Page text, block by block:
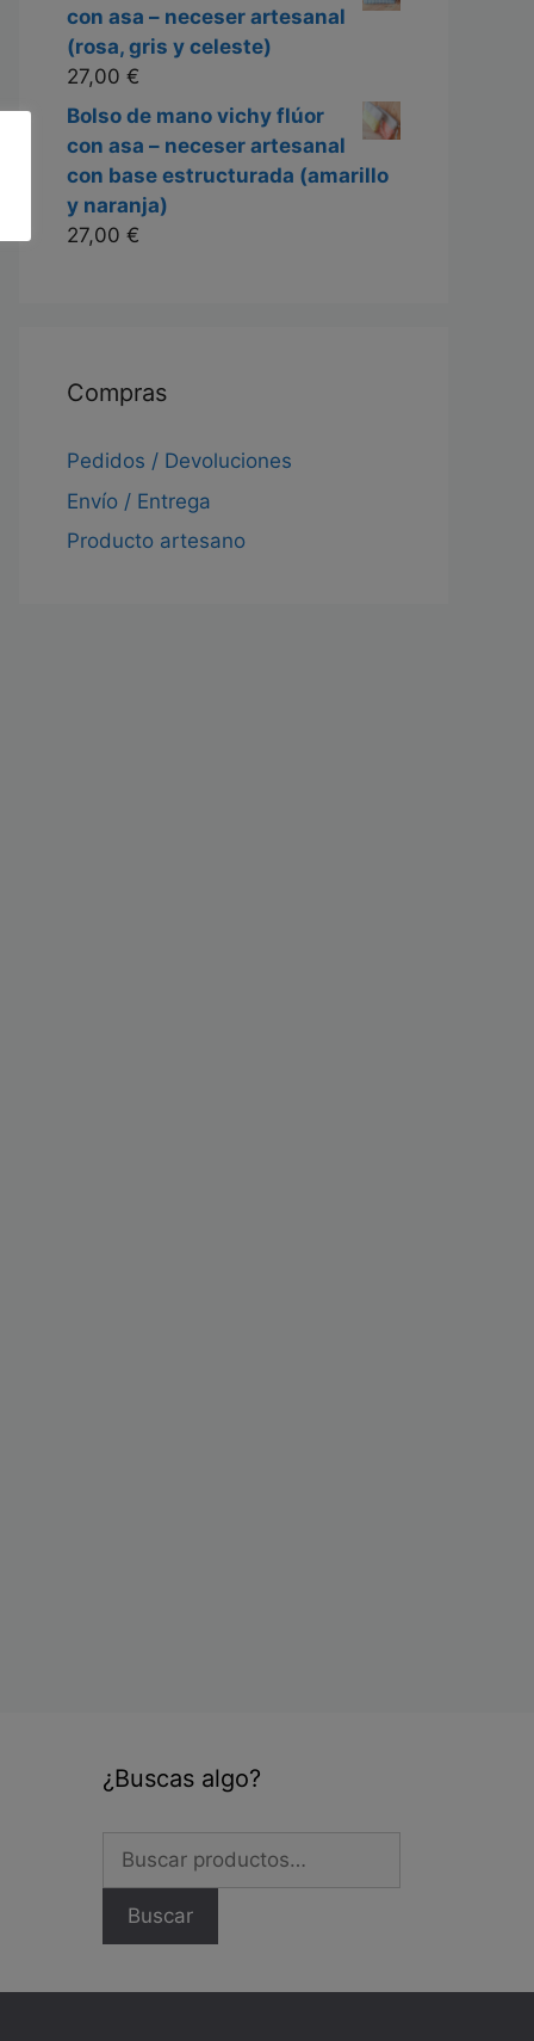
con asa – neceser artesanal
(rosa, gris y celeste)
27,00 €
Bolso de mano vichy flúor
con asa – neceser artesanal
con base estructurada (amarillo
y naranja)
27,00 €
Compras
Pedidos / Devoluciones
Envío / Entrega
Producto artesano
¿Buscas algo?
por:
Buscar